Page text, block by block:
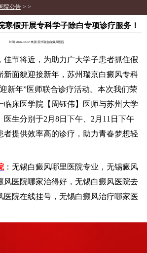
院公告 > >
寒假开展专科学子除白专项诊疗服务！
时间:2026-02-02 来源:苏州瑞金白癜风医院
节将近，为助力广大学子患者抓住假
新面貌迎接新年，苏州瑞京白癜风专科
新年”医师联合诊疗活动。本次我们荣
临床医学院【周钰伟】医师与苏州大学
医生分别于2月8日下午、2月11日下午
者提供效率高的诊疗，助力青春梦想轻
：无锡白癜风哪里医院专业，无锡癜风
风医院哪家治得好，无锡白癜风医院去
医院在线挂号，无锡白癜风治疗哪家医